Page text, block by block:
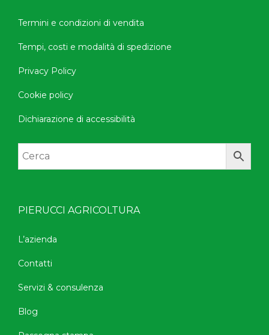
Termini e condizioni di vendita
Tempi, costi e modalità di spedizione
Privacy Policy
Cookie policy
Dichiarazione di accessibilità
PIERUCCI AGRICOLTURA
L’azienda
Contatti
Servizi & consulenza
Blog